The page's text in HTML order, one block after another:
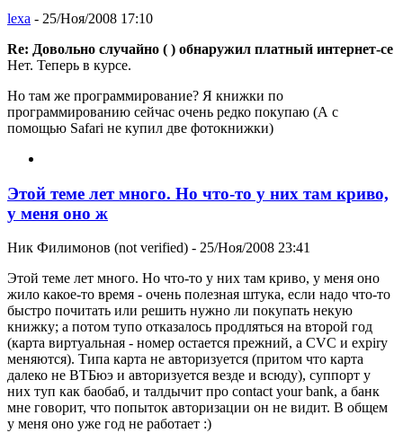
lexa - 25/Ноя/2008 17:10
Re: Довольно случайно ( ) обнаружил платный интернет-се
Нет. Теперь в курсе.
Но там же программирование? Я книжки по
программированию сейчас очень редко покупаю (А с
помощью Safari не купил две фотокнижки)
Этой теме лет много. Но что-то у них там криво,
у меня оно ж
Ник Филимонов (not verified) - 25/Ноя/2008 23:41
Этой теме лет много. Но что-то у них там криво, у меня оно
жило какое-то время - очень полезная штука, если надо что-то
быстро почитать или решить нужно ли покупать некую
книжку; а потом тупо отказалось продляться на второй год
(карта виртуальная - номер остается прежний, а CVC и expiry
меняются). Типа карта не авторизуется (притом что карта
далеко не ВТБюэ и авторизуется везде и всюду), суппорт у
них туп как баобаб, и талдычит про contact your bank, а банк
мне говорит, что попыток авторизации он не видит. В общем
у меня оно уже год не работает :)